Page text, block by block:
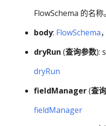
FlowSchema 的名称。
body: FlowSchema
dryRun (查询参数):
dryRun
fieldManager(查
fieldManager